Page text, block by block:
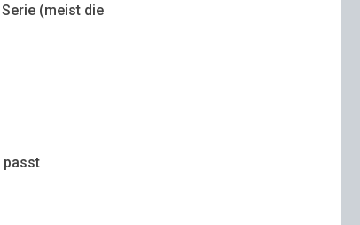
(meist die
passt